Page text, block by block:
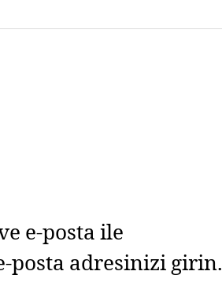
e-posta ile
adresinizi girin.